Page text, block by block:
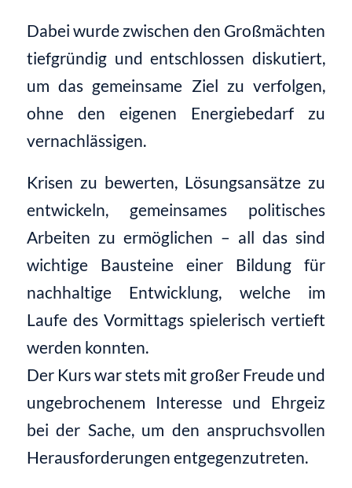
Dabei wurde zwischen den Großmächten
tiefgründig und entschlossen diskutiert,
um das gemeinsame Ziel zu verfolgen,
ohne den eigenen Energiebedarf zu
vernachlässigen.
Krisen zu bewerten, Lösungsansätze zu
entwickeln, gemeinsames politisches
Arbeiten zu ermöglichen – all das sind
wichtige Bausteine einer Bildung für
nachhaltige Entwicklung, welche im
Laufe des Vormittags spielerisch vertieft
werden konnten.
Der Kurs war stets mit großer Freude und
ungebrochenem Interesse und Ehrgeiz
bei der Sache, um den anspruchsvollen
Herausforderungen entgegenzutreten.